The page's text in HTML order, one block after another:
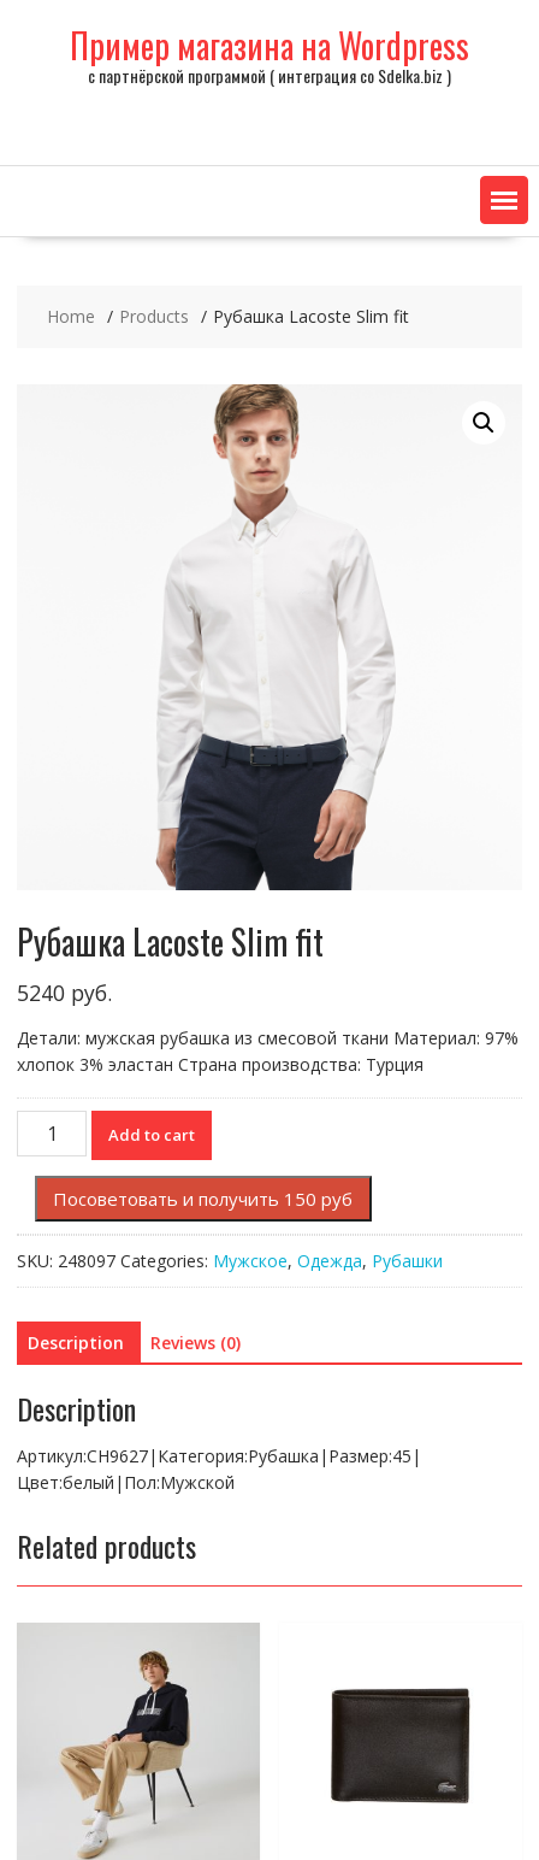
Пример магазина на Wordpress
с партнёрской программой ( интеграция со Sdelka.biz )
Home Products Рубашка Lacoste Slim fit
Рубашка Lacoste Slim fit
5240руб.
Детали: мужская рубашка из смесовой ткани Материал: 97%
хлопок 3% эластан Страна производства: Турция
Рубашка
Lacoste
Slim
quantity
Add to cart
Посоветовать и получить 150 руб
SKU: 248097 Categories: Мужское, Одежда, Рубашки
Description Reviews (0)
Description
Артикул:CH9627|Категория:Рубашка|Размер:45|
Цвет:белый|Пол:Мужской
Related products